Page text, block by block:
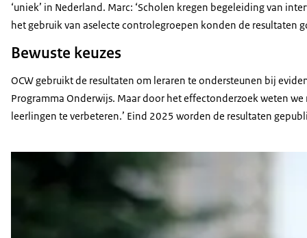
‘uniek’ in Nederland. Marc: ‘Scholen kregen begeleiding van
het gebruik van aselecte controlegroepen konden de resultaten
Bewuste keuzes
OCW gebruikt de resultaten om leraren te ondersteunen bij
Programma Onderwijs. Maar door het effectonderzoek weten
leerlingen te verbeteren.’ Eind 2025 worden de resultaten